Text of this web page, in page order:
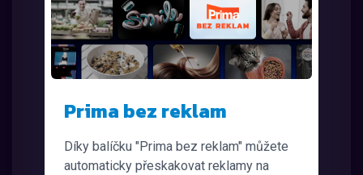
Prima bez reklam
Díky balíčku "Prima bez reklam" můžete
automaticky přeskakovat reklamy na